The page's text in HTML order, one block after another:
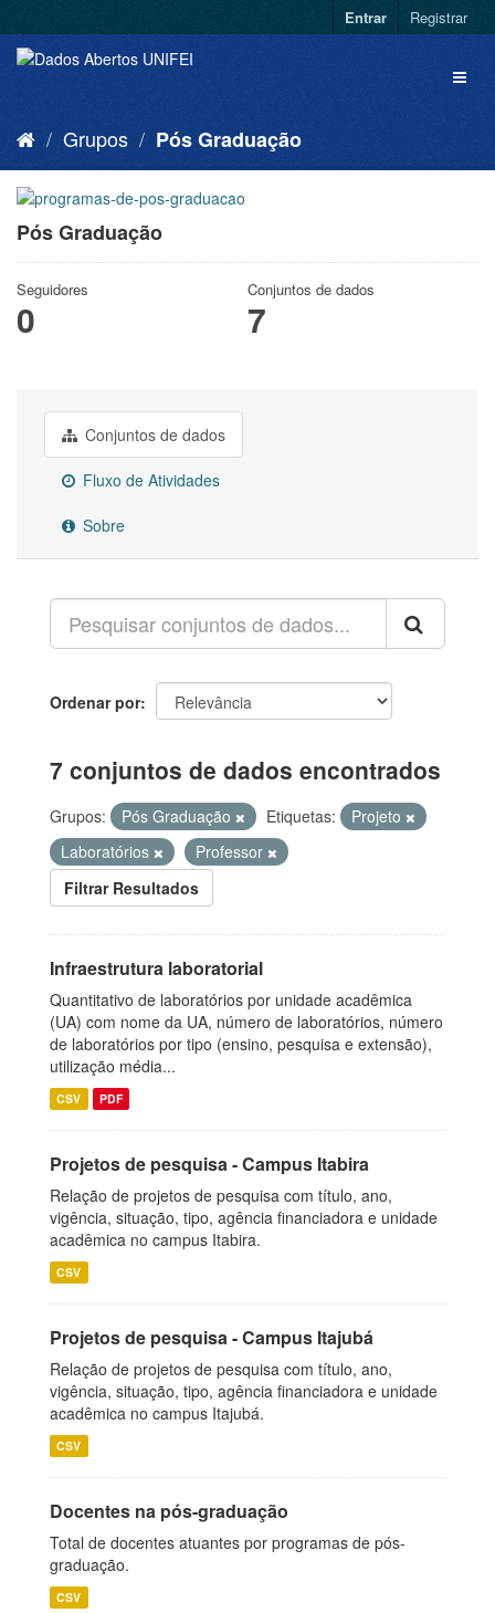
Entrar Registrar
Grupos Pós Graduação
Pós Graduação
Seguidores
0
Conjuntos de dados
7
Conjuntos de dados
Fluxo de Atividades
Sobre
Ordenar por
7 conjuntos de dados encontrados
Grupos: Pós Graduação Etiquetas:
Projeto
Laboratórios
Professor
Filtrar Resultados
Infraestrutura laboratorial
Quantitativo de laboratórios por unidade acadêmica
(UA) com nome da UA, número de laboratórios, número
de laboratórios por tipo (ensino, pesquisa e extensão),
utilização média...
CSV PDF
Projetos de pesquisa - Campus Itabira
Relação de projetos de pesquisa com título, ano,
vigência, situação, tipo, agência financiadora e unidade
acadêmica no campus Itabira.
CSV
Projetos de pesquisa - Campus Itajubá
Relação de projetos de pesquisa com título, ano,
vigência, situação, tipo, agência financiadora e unidade
acadêmica no campus Itajubá.
CSV
Docentes na pós-graduação
Total de docentes atuantes por programas de pós-
graduação.
CSV